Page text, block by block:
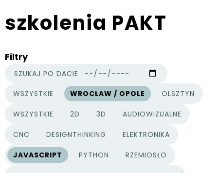
szkolenia PAKT
Filtry
SZUKAJ PO DACIE
WSZYSTKIE
MIASTA
WROCŁAW / OPOLE OLSZTYN
WSZYSTKIE
KATEGORIE PROJEKTÓW
2D 3D AUDIOWIZUALNE
CNC DESIGNTHINKING ELEKTRONIKA
JAVASCRIPT PYTHON RZEMIOSŁO